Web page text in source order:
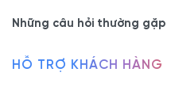
Những câu hỏi thường gặp
HỖ TRỢ KHÁCH HÀNG